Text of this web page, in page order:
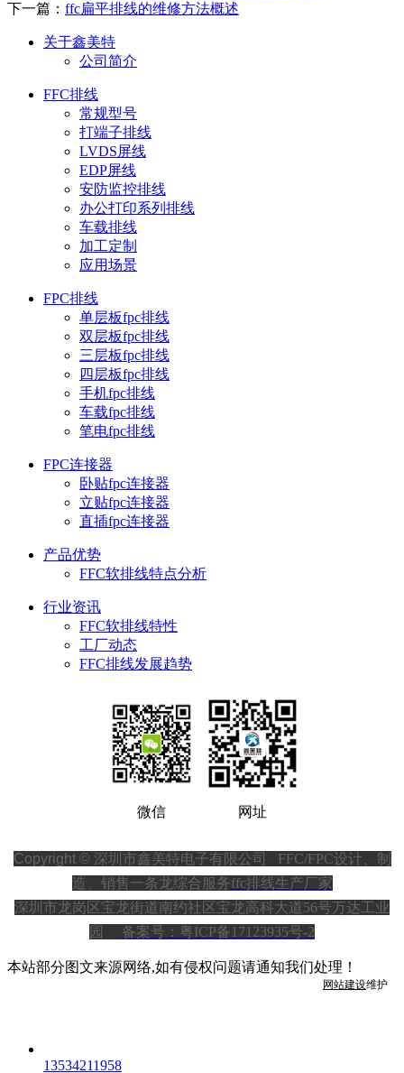
下一篇： ffc扁平排线的维修方法概述
关于鑫美特
公司简介
FFC排线
常规型号
打端子排线
LVDS屏线
EDP屏线
安防监控排线
办公打印系列排线
车载排线
加工定制
应用场景
FPC排线
单层板fpc排线
双层板fpc排线
三层板fpc排线
四层板fpc排线
手机fpc排线
车载fpc排线
笔电fpc排线
FPC连接器
卧贴fpc连接器
立贴fpc连接器
直插fpc连接器
产品优势
FFC软排线特点分析
行业资讯
FFC软排线特性
工厂动态
FFC排线发展趋势
微信 网址
Copyright © 深圳市鑫美特电子有限公司
FFC/FPC设计、制
造、销售一条龙综合服务ffc排线生产厂家
深圳市龙岗区宝龙街道南约社区宝龙高科大道56号万达工业
园 备案号：粤ICP备17123935号-2
本站部分图文来源网络,如有侵权问题请通知我们处理！
网站建设维护
13534211958